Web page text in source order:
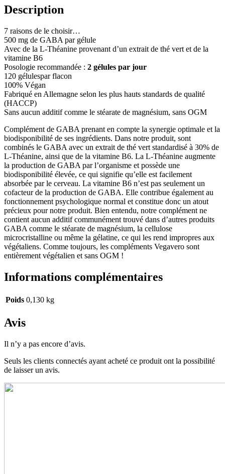
Description
7 raisons de le choisir…
500 mg de GABA par gélule
Avec de la L-Théanine provenant d’un extrait de thé vert et de la
vitamine B6
Posologie recommandée : 2 gélules par jour
120 gélulespar flacon
100% Végan
Fabriqué en Allemagne selon les plus hauts standards de qualité
(HACCP)
Sans aucun additif comme le stéarate de magnésium, sans OGM
Complément de GABA prenant en compte la synergie optimale et la
biodisponibilité de ses ingrédients. Dans notre produit, sont
combinés le GABA avec un extrait de thé vert standardisé à 30% de
L-Théanine, ainsi que de la vitamine B6. La L-Théanine augmente
la production de GABA par l’organisme et possède une
biodisponibilité élevée, ce qui signifie qu’elle est facilement
absorbée par le cerveau. La vitamine B6 n’est pas seulement un
cofacteur de la production de GABA. Elle contribue également au
fonctionnement psychologique normal et constitue donc un atout
précieux pour notre produit. Bien entendu, notre complément ne
contient aucun additif communément trouvé dans d’autres produits
GABA comme le stéarate de magnésium, la cellulose
microcristalline ou même la gélatine, ce qui les rend impropres aux
végétaliens. Comme toujours, les compléments Vegavero sont
entièrement végétalien et sans OGM !
Informations complémentaires
Poids 0,130 kg
Avis
Il n’y a pas encore d’avis.
Seuls les clients connectés ayant acheté ce produit ont la possibilité
de laisser un avis.